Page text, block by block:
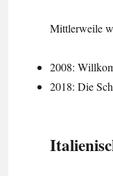
Mittlerweile
2008:
2018: Die